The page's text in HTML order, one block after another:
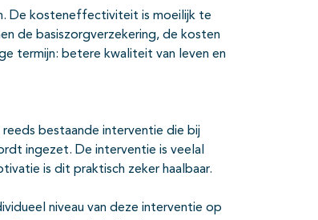
De kosteneffectiviteit is moeilijk te
de basiszorgverzekering, de kosten
termijn: betere kwaliteit van leven en
bestaande interventie die bij
ingezet. De interventie is veelal
is dit praktisch zeker haalbaar.
niveau van deze interventie op